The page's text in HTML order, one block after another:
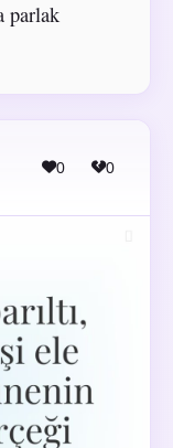
parlak
0 0